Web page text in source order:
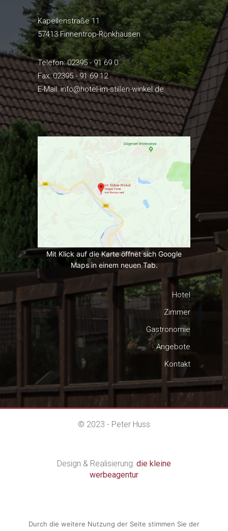
Kapellenstraße 11
57413 Finnentrop-Rönkhausen
Telefon: 02395 - 91 69 0
Fax: 02395 - 91 69 12
E-Mail:info@hotel-im-stillen-winkel.de
Mit Klick auf die Karte öffnet sich Google
Maps in einem neuen Tab.
Hotel
Zimmer
Gastronomie
Angebote
Kontakt
© 2023 - Peter Huss
Design & Realisierung: die kleine
werbeagentur
Durch die weitere Nutzung der Seite stimmen Sie der